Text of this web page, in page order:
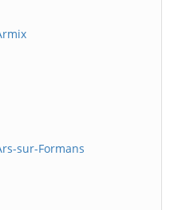
sur-Formans